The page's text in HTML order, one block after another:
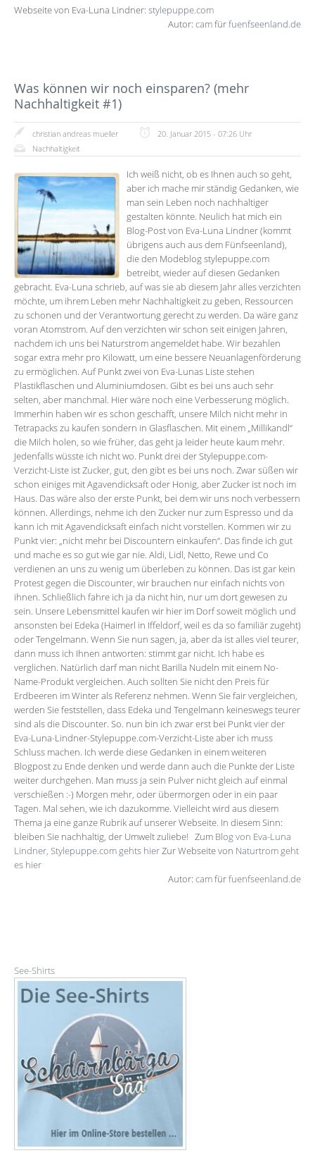
Webseite von Eva-Luna Lindner: stylepuppe.com
Autor: camfürfuenfseenland.de
Was können wir noch einsparen? (mehr
Nachhaltigkeit #1)
christian andreas mueller
20. Januar 2015 - 07:26 Uhr
Nachhaltigkeit
Ich weiß nicht, ob es Ihnen auch so geht,
aber ich mache mir ständig Gedanken, wie
man sein Leben noch nachhaltiger
gestalten könnte. Neulich hat mich ein
Blog-Post von Eva-Luna Lindner (kommt
übrigens auch aus dem Fünfseenland),
die den Modeblog stylepuppe.com
betreibt, wieder auf diesen Gedanken
gebracht. Eva-Luna schrieb, auf was sie ab diesem Jahr alles verzichten
möchte, um ihrem Leben mehr Nachhaltigkeit zu geben, Ressourcen
zu schonen und der Verantwortung gerecht zu werden. Da wäre ganz
voran Atomstrom. Auf den verzichten wir schon seit einigen Jahren,
nachdem ich uns bei Naturstrom angemeldet habe. Wir bezahlen
sogar extra mehr pro Kilowatt, um eine bessere Neuanlagenförderung
zu ermöglichen. Auf Punkt zwei von Eva-Lunas Liste stehen
Plastikflaschen und Aluminiumdosen. Gibt es bei uns auch sehr
selten, aber manchmal. Hier wäre noch eine Verbesserung möglich.
Immerhin haben wir es schon geschafft, unsere Milch nicht mehr in
Tetrapacks zu kaufen sondern in Glasflaschen. Mit einem „Millikandl“
die Milch holen, so wie früher, das geht ja leider heute kaum mehr.
Jedenfalls wüsste ich nicht wo. Punkt drei der Stylepuppe.com-
Verzicht-Liste ist Zucker, gut, den gibt es bei uns noch. Zwar süßen wir
schon einiges mit Agavendicksaft oder Honig, aber Zucker ist noch im
Haus. Das wäre also der erste Punkt, bei dem wir uns noch verbessern
können. Allerdings, nehme ich den Zucker nur zum Espresso und da
kann ich mit Agavendicksaft einfach nicht vorstellen. Kommen wir zu
Punkt vier: „nicht mehr bei Discountern einkaufen“. Das finde ich gut
und mache es so gut wie gar nie. Aldi, Lidl, Netto, Rewe und Co
verdienen an uns zu wenig um überleben zu können. Das ist gar kein
Protest gegen die Discounter, wir brauchen nur einfach nichts von
ihnen. Schließlich fahre ich ja da nicht hin, nur um dort gewesen zu
sein. Unsere Lebensmittel kaufen wir hier im Dorf soweit möglich und
ansonsten bei Edeka (Haimerl in Iffeldorf, weil es da so familiär zugeht)
oder Tengelmann. Wenn Sie nun sagen, ja, aber da ist alles viel teurer,
dann muss ich Ihnen antworten: stimmt gar nicht. Ich habe es
verglichen. Natürlich darf man nicht Barilla Nudeln mit einem No-
Name-Produkt vergleichen. Auch sollten Sie nicht den Preis für
Erdbeeren im Winter als Referenz nehmen. Wenn Sie fair vergleichen,
werden Sie feststellen, dass Edeka und Tengelmann keineswegs teurer
sind als die Discounter. So. nun bin ich zwar erst bei Punkt vier der
Eva-Luna-Lindner-Stylepuppe.com-Verzicht-Liste aber ich muss
Schluss machen. Ich werde diese Gedanken in einem weiteren
Blogpost zu Ende denken und werde dann auch die Punkte der Liste
weiter durchgehen. Man muss ja sein Pulver nicht gleich auf einmal
verschießen :-) Morgen mehr, oder übermorgen oder in ein paar
Tagen. Mal sehen, wie ich dazukomme. Vielleicht wird aus diesem
Thema ja eine ganze Rubrik auf unserer Webseite. In diesem Sinn:
bleiben Sie nachhaltig, der Umwelt zuliebe! Zum Blog von Eva-Luna
Lindner, Stylepuppe.com gehts hierZur Webseite von Naturtrom geht
es hier
Autor: camfürfuenfseenland.de
See-Shirts